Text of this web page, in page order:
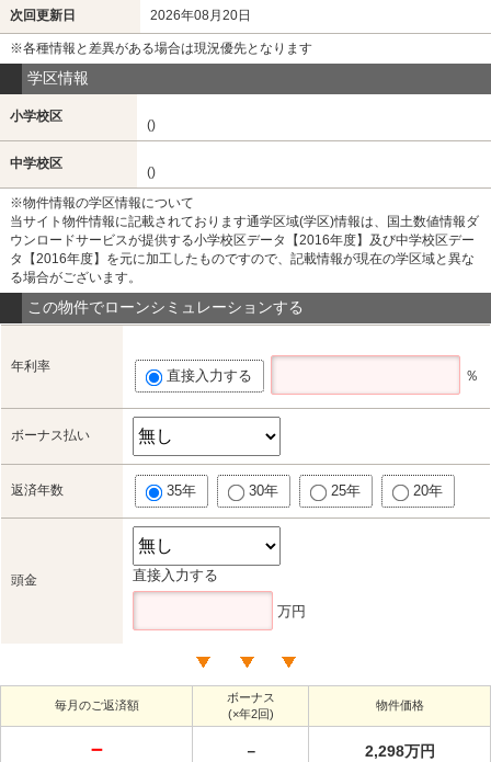
次回更新日 2026年08月20日
※各種情報と差異がある場合は現況優先となります
学区情報
小学校区
()
中学校区
()
※物件情報の学区情報について
当サイト物件情報に記載されております通学区域(学区)情報は、国土数値情報ダ
ウンロードサービスが提供する小学校区データ【2016年度】及び中学校区デー
タ【2016年度】を元に加工したものですので、記載情報が現在の学区域と異な
る場合がございます。
この物件でローンシミュレーションする
年利率
直接入力する ％
ボーナス払い
返済年数 35年 30年 25年 20年
頭金 直接入力する
万円
毎月のご返済額
ボーナス
(×年2回)
物件価格
－ － 2,298万円